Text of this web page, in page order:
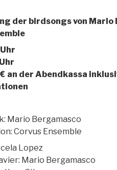
der birdsongs von Mario
an der Abendkassa
Mario Bergamasco
Corvus Ensemble
Lopez
Mario Bergamasco